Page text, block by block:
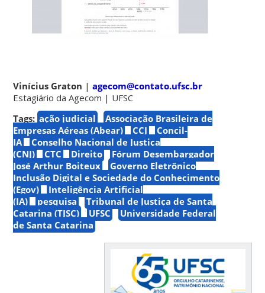
Vinícius Graton |agecom@contato.ufsc.br
Estagiário da Agecom | UFSC
Tags: ação judicial
Associação Brasileira de
Empresas Aéreas (Abear)
CCJ
Concil-
IA
Conselho Nacional de Justiça
(CNJ)
CTC Direito
Fórum Desembargador
José Arthur Boiteux
Governo Eletrônico
Inclusão Digital e Sociedade do Conhecimento
(Egov)
Inteligência Artificial
(IA)
pesquisa
Tribunal de Justiça de Santa
Catarina (TJSC)
UFSC
Universidade Federal
de Santa Catarina